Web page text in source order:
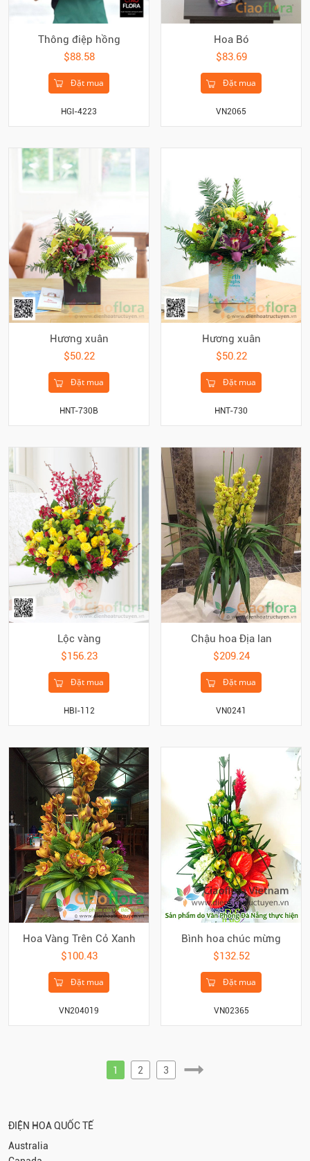
Thông điệp hồng
$88.58
Đặt mua
HGI-4223
Hoa Bó
$83.69
Đặt mua
VN2065
Hương xuân
$50.22
Đặt mua
HNT-730B
Hương xuân
$50.22
Đặt mua
HNT-730
Lộc vàng
$156.23
Đặt mua
HBI-112
Chậu hoa Địa lan
$209.24
Đặt mua
VN0241
Hoa Vàng Trên Cỏ Xanh
$100.43
Đặt mua
VN204019
Bình hoa chúc mừng
$132.52
Đặt mua
VN02365
1 2 3
ĐIỆN HOA QUỐC TẾ
Australia